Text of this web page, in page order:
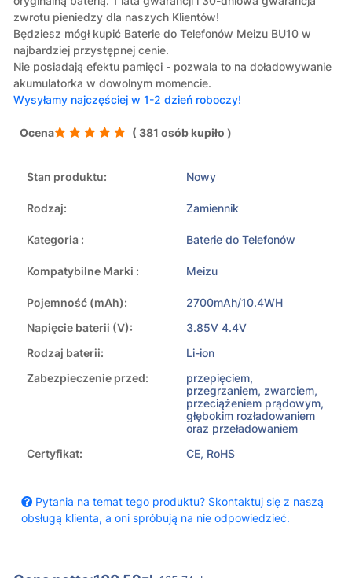
zwrotu pieniedzy dla naszych Klientów!
Będziesz mógł kupić Baterie do Telefonów Meizu BU10 w
najbardziej przystępnej cenie.
Nie posiadają efektu pamięci - pozwala to na doładowywanie
akumulatorka w dowolnym momencie.
Wysyłamy najczęściej w 1-2 dzień roboczy!
Ocena ( 381 osób kupiło )
Stan produktu: Nowy
Rodzaj: Zamiennik
Kategoria : Baterie do Telefonów
Kompatybilne Marki : Meizu
Pojemność (mAh):
2700mAh/10.4WH
Napięcie baterii (V):
3.85V 4.4V
Rodzaj baterii:
Li-ion
Zabezpieczenie przed:
przepięciem,
przegrzaniem, zwarciem,
przeciążeniem prądowym,
głębokim rozładowaniem
oraz przeładowaniem
Certyfikat:
CE, RoHS
Pytania na temat tego produktu? Skontaktuj się z naszą
obsługą klienta, a oni spróbują na nie odpowiedzieć.